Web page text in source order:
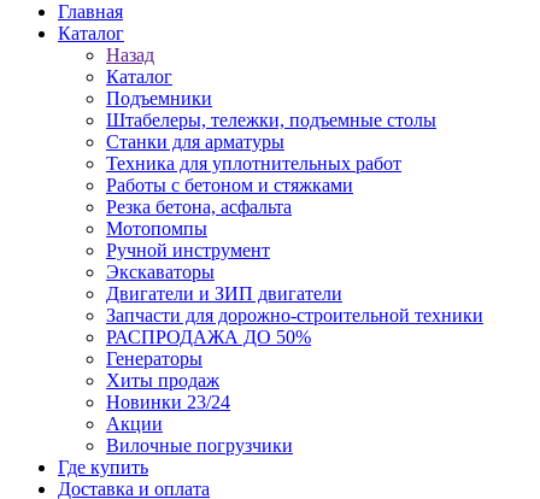
Главная
Каталог
Назад
Каталог
Подъемники
Штабелеры, тележки, подъемные столы
Станки для арматуры
Техника для уплотнительных работ
Работы с бетоном и стяжками
Резка бетона, асфальта
Мотопомпы
Ручной инструмент
Экскаваторы
Двигатели и ЗИП двигатели
Запчасти для дорожно-строительной техники
РАСПРОДАЖА ДО 50%
Генераторы
Хиты продаж
Новинки 23/24
Акции
Вилочные погрузчики
Где купить
Доставка и оплата